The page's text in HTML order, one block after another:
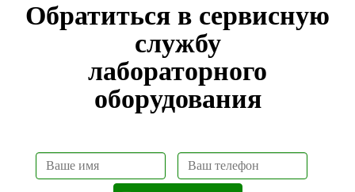
Обратиться в сервисную
службу
лабораторного
оборудования